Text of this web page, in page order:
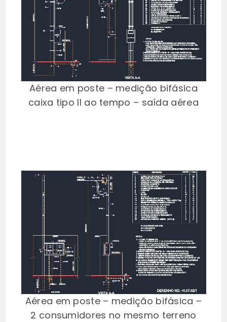
Aérea em poste – medição bifásica
caixa tipo II ao tempo – saída aérea
Aérea em poste – medição bifásica –
2 consumidores no mesmo terreno